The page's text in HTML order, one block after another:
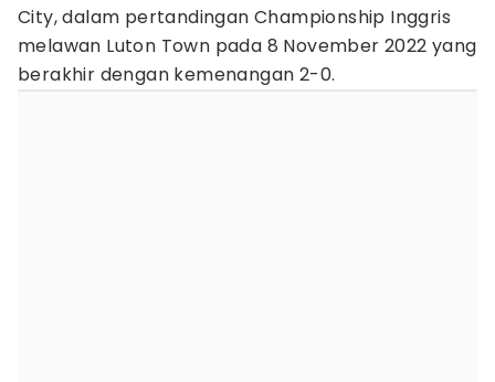
City, dalam pertandingan Championship Inggris
melawan Luton Town pada 8 November 2022 yang
berakhir dengan kemenangan 2-0.